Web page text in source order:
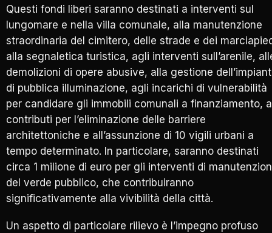
Questi fondi liberi saranno destinati a interventi sul
lungomare e nella villa comunale, alla manutenzione
straordinaria del cimitero, delle strade e dei
alla segnaletica turistica, agli interventi sull’arenile,
demolizioni di opere abusive, alla gestione
di pubblica illuminazione, agli incarichi di vulnerabilità
per candidare gli immobili comunali a finanziamento,
contributi per l’eliminazione delle barriere
architettoniche e all’assunzione di 10 vigili urbani a
tempo determinato. In particolare, saranno destinati
circa 1 milione di euro per gli interventi di
del verde pubblico, che contribuiranno
significativamente alla vivibilità della città.
Un aspetto di particolare rilievo è l’impegno profuso